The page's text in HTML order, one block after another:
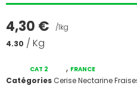
4,30 €
/1kg
4.30 / Kg
Catégories Cerise Nectarine
CAT 2 , FRANCE